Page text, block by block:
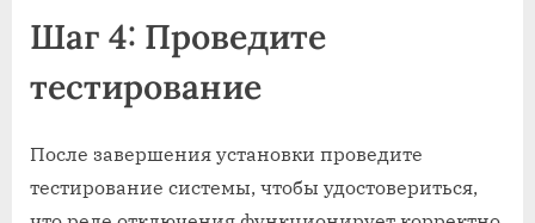
Шаг 4: Проведите
тестирование
После завершения установки проведите
тестирование системы, чтобы удостовериться,